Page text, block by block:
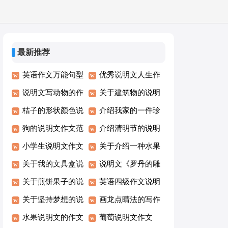
最新推荐
英语作文万能句型
及英语说明文的写
作方法
优秀说明文人生作
文500字
说明文写动物的作
文
关于建筑物的说明
文600字（精选34
篇）
桔子的形状颜色说
明文作文
介绍我家的一件珍
品600字说明文
狗的说明文作文范
文
介绍清明节的说明
文作文
小学生说明文作文
水果草莓
关于介绍一种水果
600字的说明文作
文
关于我的文具盒说
明文500字
说明文《罗丹的雕
刻》阅读试题和参
考答案
关于煎饼果子的说
明文
英语四级作文说明
文6种写作方法
关于坚持梦想的说
明文作文推荐
画龙点睛法的写作
方法说明文
水果说明文的作文 葡萄说明文作文